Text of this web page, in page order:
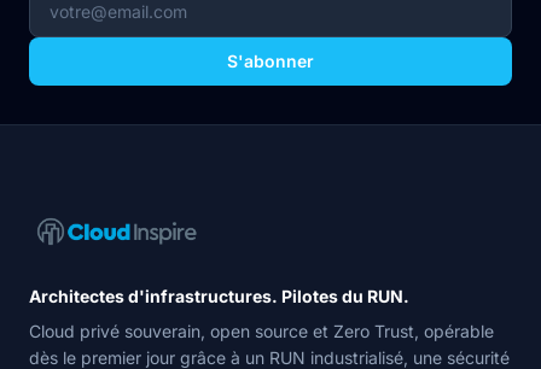
S'abonner
Architectes d'infrastructures. Pilotes du RUN.
Cloud privé souverain, open source et Zero Trust, opérable
dès le premier jour grâce à un RUN industrialisé, une sécurité